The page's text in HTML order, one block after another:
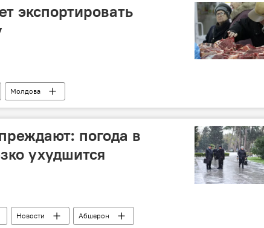
экспортировать
Молдова
при МСХ АР
Экспорт
Конина
погода в
ухудшится
Новости
Абшерон